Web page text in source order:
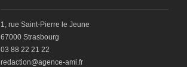
1, rue Saint-Pierre le Jeune
67000 Strasbourg
03 88 22 21 22
redaction@agence-ami.fr